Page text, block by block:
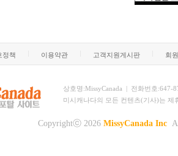
정책 이용약관 고객지원게시판 회
상호명:MissyCanada | 전화번호:647-
미시캐나다의 모든 컨텐츠(기사)는
Copyrightⓒ 2026 MissyCanada Inc